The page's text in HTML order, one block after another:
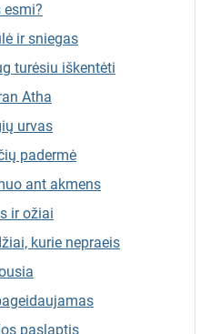
esmi?
ir sniegas
turėsiu iškentėti
Atha
urvas
padermė
ant akmens
ir ožiai
kurie nepraeis
paslaptis